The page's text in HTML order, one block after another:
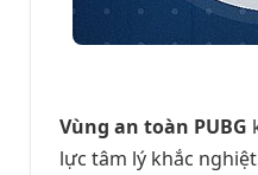
Vùng an toàn PUBG
lực tâm lý khắc